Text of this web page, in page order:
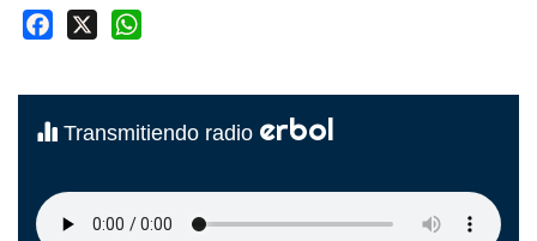
Facebook
Transmitiendo radio erbol